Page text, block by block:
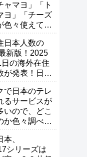
ャマヨ」「ト
ヨ」「チーズ
色々使えて便
日本人数の
新版！2025
の海外在住
が発表！日本
で日本のテレ
るサービスが
いので、どこ
か色々調べて
、
シリーズは